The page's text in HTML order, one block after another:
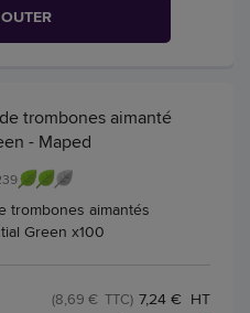
trombones aimanté
- Maped
trombones aimantés
Green x100
7,24 € HT
(8,69 € TTC)